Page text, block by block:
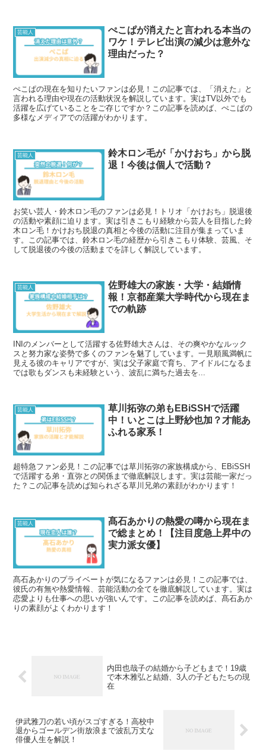
芸能人
ぺこぱが消えたと言われる本当の
ワケ！テレビ出演の減少は意外な
理由だった？
ぺこぱの現在を知りたいファンは必見！この記事では、「消えた」と
言われる理由や現在の活動状況を解説しています。実はTV以外でも
活躍を広げていることをご存じですか？この記事を読めば、ぺこぱの
多様なメディアでの活躍がわかります。
芸能人
鈴木ロン毛が「かけおち」から脱
退！今後は個人で活動？
お笑い芸人・鈴木ロン毛のファンは必見！トリオ「かけおち」脱退後
の活動や素顔に迫ります。実は引きこもり経験から芸人を目指した鈴
木ロン毛！かけおち脱退の真相と今後の活動に注目が集まっていま
す。この記事では、鈴木ロン毛の経歴から引きこもり体験、芸風、そ
して脱退後の今後の活動までを詳しく解説しています。
芸能人
佐野雄大の家族・大学・結婚情
報！京都産業大学時代から現在ま
での軌跡
INIのメンバーとして活躍する佐野雄大さんは、その爽やかなルック
スと努力家な姿勢で多くのファンを魅了しています。一見順風満帆に
見える彼のキャリアですが、実は父子家庭で育ち、アイドルになるま
では歌もダンスも未経験という、波乱に満ちた過去を...
芸能人
草川拓弥の弟もEBiSSHで活躍
中！いとこは上野紗也加？才能あ
ふれる家系！
超特急ファン必見！この記事では草川拓弥の家族構成から、EBiSSH
で活躍する弟・直弥との関係まで徹底解説します。実は芸能一家だっ
た？この記事を読めば知られざる草川兄弟の素顔がわかります！
芸能人
髙石あかりの熱愛の噂から現在ま
で総まとめ！【注目度急上昇中の
実力派女優】
髙石あかりのプライベートが気になるファンは必見！この記事では、
彼氏の有無や熱愛情報、芸能活動の全てを徹底解説しています。実は
恋愛よりも仕事への思いが強いんです。この記事を読めば、髙石あか
りの素顔がよくわかります！
内田也哉子の結婚から子どもまで！19歳
で本木雅弘と結婚、3人の子どもたちの現
在
伊武雅刀の若い頃がスゴすぎる！高校中
退からゴールデン街放浪まで波乱万丈な
俳優人生を解説！